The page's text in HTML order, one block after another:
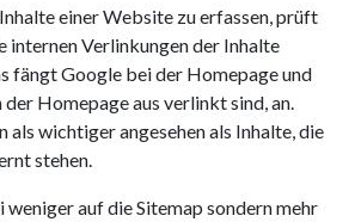
einer Website zu erfassen, prüft
internen Verlinkungen der Inhalte
fängt Google bei der Homepage und
Homepage aus verlinkt sind, an.
als wichtiger angesehen als Inhalte, die
stehen.
auf die Sitemap sondern mehr